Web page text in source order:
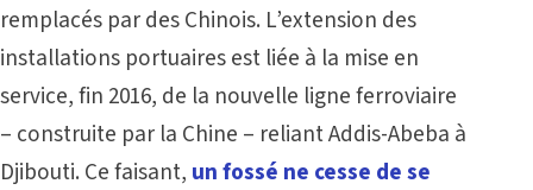
remplacés par des Chinois. L’extension des
installations portuaires est liée à la mise en
service, fin 2016, de la nouvelle ligne ferroviaire
– construite par la Chine – reliant Addis-Abeba à
Djibouti. Ce faisant, un fossé ne cesse de se